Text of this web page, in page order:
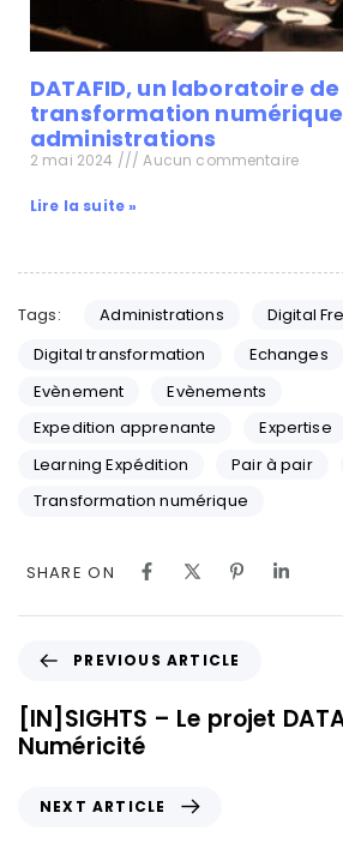
DATAFID, un laboratoire
transformation
administrations
2 mai 2024 Aucun commentaire
Lire la suite »
Tags: Administrations
Digital
Digital transformation
Echanges
Evènement
Evènements
Expedition apprenante
Expertise
Learning Expédition
Pair à pair
Transformation numérique
SHARE ON
PREVIOUS ARTICLE
[IN]SIGHTS – Le projet
Numéricité
NEXT ARTICLE